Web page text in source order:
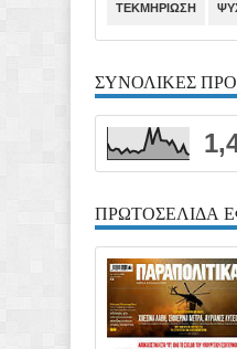
ΤΕΚΜΗΡΙΩΣΗ
ΣΥΝΟΛΙΚΕΣ
ΠΡΩΤΟΣΕΛΙΔΑ